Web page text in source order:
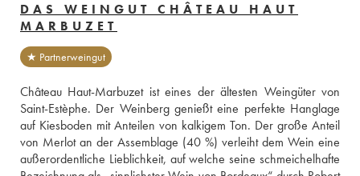
DAS WEINGUT CHÂTEAU HAUT
MARBUZET
★ Partnerweingut
Château Haut-Marbuzet ist eines der ältesten Weingüter von
Saint-Estèphe. Der Weinberg genießt eine perfekte Hanglage
auf Kiesboden mit Anteilen von kalkigem Ton. Der große Anteil
von Merlot an der Assemblage (40 %) verleiht dem Wein eine
außerordentliche Lieblichkeit, auf welche seine schmeichelhafte